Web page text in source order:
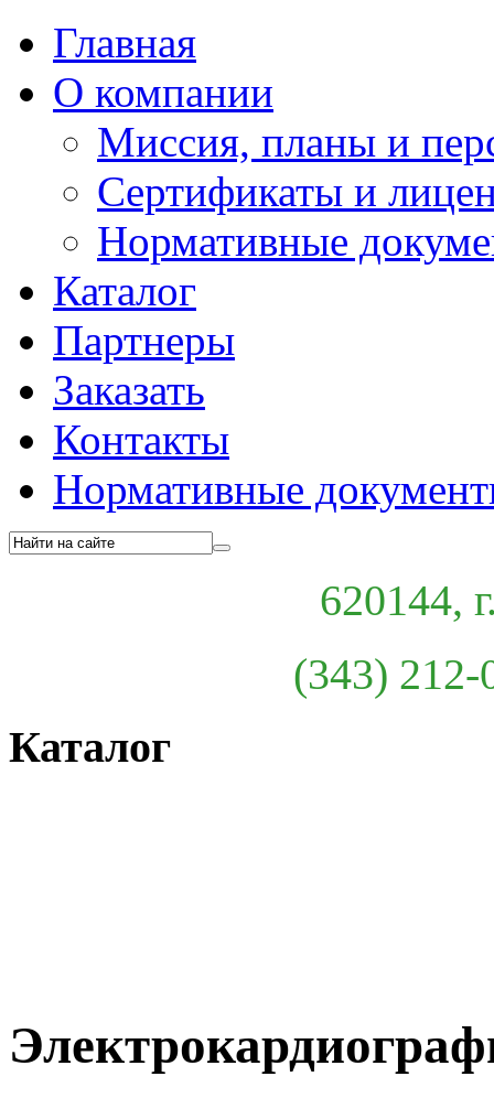
Главная
О компании
Миссия, планы и
Сертификаты и
Нормативные
Каталог
Партнеры
Заказать
Контакты
Нормативные
620144,
(343) 212-
Каталог